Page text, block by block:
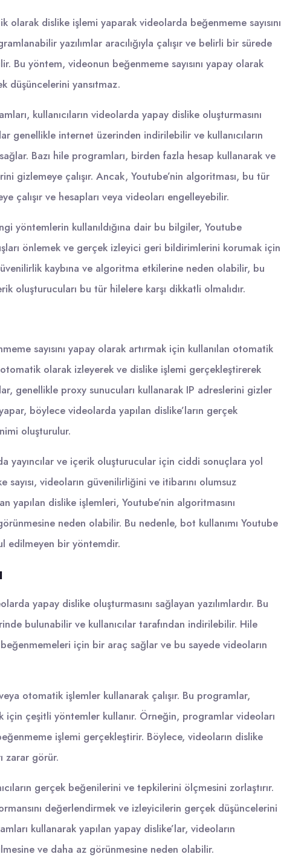
olarak dislike işlemi yaparak videolarda beğenmeme sayısını
yazılımlar aracılığıyla çalışır ve belirli bir sürede
Bu yöntem, videonun beğenmeme sayısını yapay olarak
düşüncelerini yansıtmaz.
kullanıcıların videolarda yapay dislike oluşturmasını
genellikle internet üzerinden indirilebilir ve kullanıcıların
Bazı hile programları, birden fazla hesap kullanarak ve
gizlemeye çalışır. Ancak, Youtube’nin algoritması, bu tür
çalışır ve hesapları veya videoları engelleyebilir.
yöntemlerin kullanıldığına dair bu bilgiler, Youtube
önlemek ve gerçek izleyici geri bildirimlerini korumak için
kaybına ve algoritma etkilerine neden olabilir, bu
oluşturucuları bu tür hilelere karşı dikkatli olmalıdır.
sayısını yapay olarak artırmak için kullanılan otomatik
olarak izleyerek ve dislike işlemi gerçekleştirerek
genellikle proxy sunucuları kullanarak IP adreslerini gizler
böylece videolarda yapılan dislike’ların gerçek
oluşturulur.
yayıncılar ve içerik oluşturucular için ciddi sonuçlara yol
sayısı, videoların güvenilirliğini ve itibarını olumsuz
yapılan dislike işlemleri, Youtube’nin algoritmasını
neden olabilir. Bu nedenle, bot kullanımı Youtube
edilmeyen bir yöntemdir.
yapay dislike oluşturmasını sağlayan yazılımlardır. Bu
bulunabilir ve kullanıcılar tarafından indirilebilir. Hile
için bir araç sağlar ve bu sayede videoların
otomatik işlemler kullanarak çalışır. Bu programlar,
için çeşitli yöntemler kullanır. Örneğin, programlar videoları
işlemi gerçekleştirir. Böylece, videoların dislike
zarar görür.
gerçek beğenilerini ve tepkilerini ölçmesini zorlaştırır.
değerlendirmek ve izleyicilerin gerçek düşüncelerini
kullanarak yapılan yapay dislike’lar, videoların
ve daha az görünmesine neden olabilir.